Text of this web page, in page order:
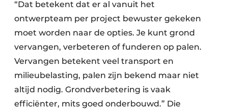
“Dat betekent dat er al vanuit het
ontwerpteam per project bewuster gekeken
moet worden naar de opties. Je kunt grond
vervangen, verbeteren of funderen op palen.
Vervangen betekent veel transport en
milieubelasting, palen zijn bekend maar niet
altijd nodig. Grondverbetering is vaak
efficiënter, mits goed onderbouwd.” Die